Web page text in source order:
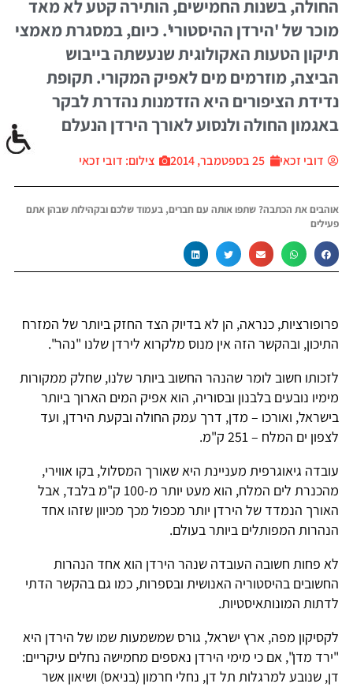
החולה, בשנות החמישים, הותירה קטע לא מאד
מוכר של 'הירדן ההיסטורי'. כיום, במסגרת מאמצי
תיקון הטעות האקולוגית שנעשתה בייבוש
הביצה, מוזרמים מים לאפיק המקורי. תקופת
נדידת הציפורים היא הזדמנות נהדרת לבקר
באגמון החולה ולנסוע לאורך הירדן הנעלם
דובי זכאי 25 בספטמבר, 2014 צילום: דובי זכאי
אוהבים את הכתבה? שתפו אותה עם חברים, בעמוד שלכם ובקהילות שבהן אתם
פעילים
פרופורציות, כנראה, הן לא בדיוק הצד החזק ביותר של המזרח
התיכון, ובהקשר הזה אין מנוס מלקרוא לירדן שלנו "נהר".
לזכותו חשוב לומר שהנהר החשוב ביותר שלנו, שחלק ממקורות
מימיו נובעים בלבנון ובסוריה, הוא אפיק המים הארוך ביותר
בישראל, ואורכו – מדן, דרך עמק החולה ובקעת הירדן, ועד
לצפון ים המלח – 251 ק"מ.
עובדה גיאוגרפית מעניינת היא שאורך המסלול, בקו אווירי,
מהכנרת לים המלח, הוא מעט יותר מ-100 ק"מ בלבד, אבל
האורך הנמדד של הירדן יותר מכפול מכך מכיוון שזהו אחד
הנהרות המפותלים ביותר בעולם.
לא פחות חשובה העובדה שנהר הירדן הוא אחד הנהרות
החשובים בהיסטוריה האנושית ובספרות, כמו גם בהקשר הדתי
לדתות המונותאיסטיות.
לקסיקון מפה, ארץ ישראל, גורס שמשמעות שמו של הירדן היא
"ירד מדן", אם כי מימי הירדן נאספים מחמישה נחלים עיקריים:
דן, שנובע למרגלות תל דן, נחלי חרמון (בניאס) ושיאון אשר